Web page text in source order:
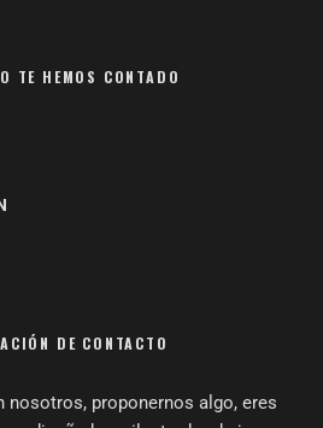
TE HEMOS CONTADO
DE CONTACTO
nosotros, proponernos algo, eres